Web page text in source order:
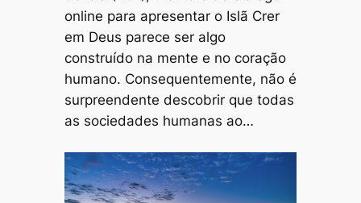
online para apresentar o Islã Crer
em Deus parece ser algo
construído na mente e no coração
humano. Consequentemente, não é
surpreendente descobrir que todas
as sociedades humanas ao…